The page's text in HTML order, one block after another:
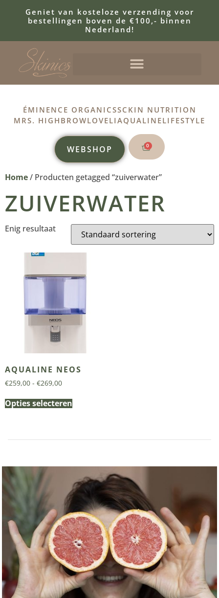
Geniet van kosteloze verzending voor
bestellingen boven de €100,- binnen
Nederland!
ÉMINENCE ORGANICSSCKIN NUTRITION
MRS. HIGHBROWLOVELIAQUALINELIFESTYLE
WEBSHOP 0
Home/ Producten getagged “zuiverwater”
ZUIVERWATER
Enig resultaat
AQUALINE NEOS
€259,00 - €269,00
Opties selecteren